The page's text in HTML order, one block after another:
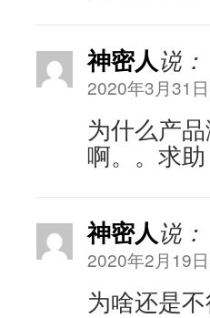
神密人说：
2020年3月31
为什么产
啊。。求助
神密人说：
2020年2月19
为啥还是